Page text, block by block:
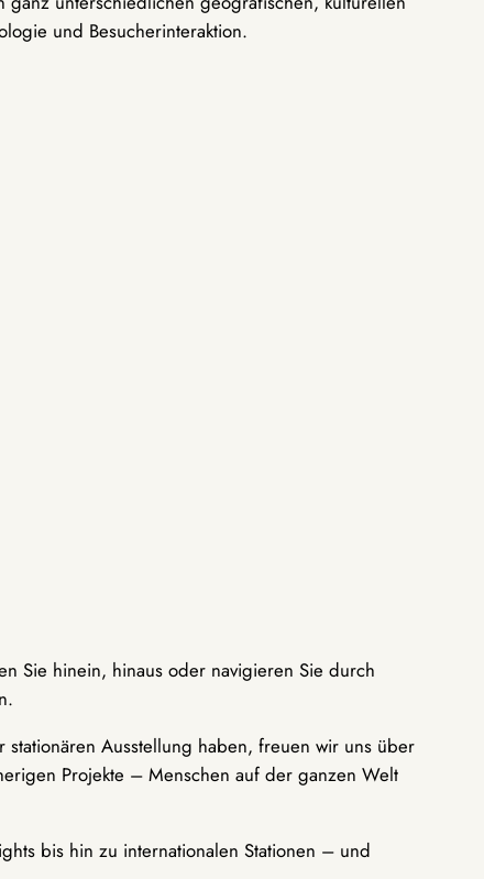
und Besucherinteraktion.
Sie hinein, hinaus oder navigieren Sie durch
Ausstellung haben, freuen wir uns über
Projekte – Menschen auf der ganzen Welt
bis hin zu internationalen Stationen – und